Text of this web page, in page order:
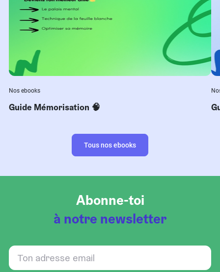
Nos ebooks
Guide Mémorisation 🧠
Tous nos ebooks
Abonne-toi
à notre newsletter